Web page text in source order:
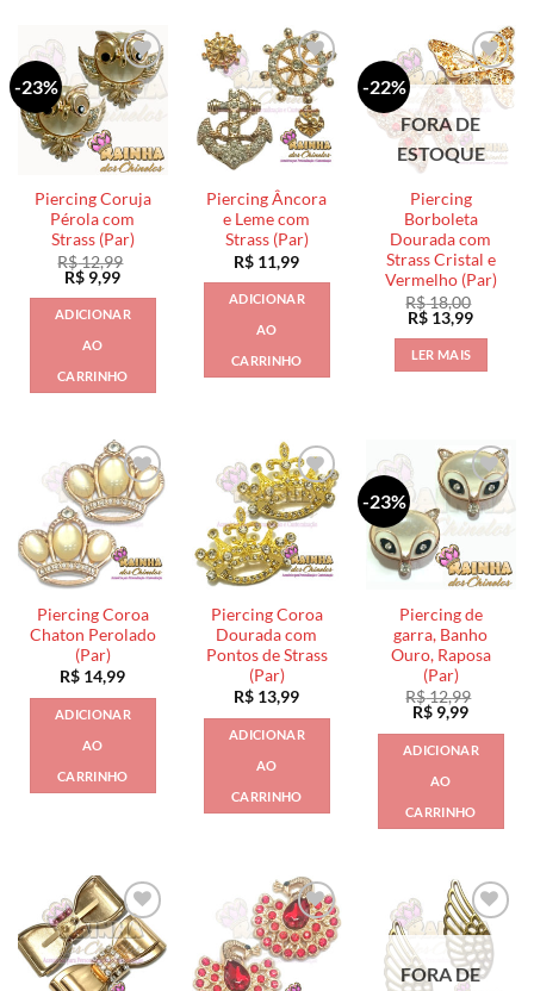
-23%
Piercing Coruja
Pérola com
Strass (Par)
R$12,99
O
preço
original
era:
R$ 12,99.
R$ 9,99O
atual
é:
ADICIONAR
AO
CARRINHO
Piercing Âncora
e Leme com
Strass (Par)
R$ 11,99
ADICIONAR
AO
CARRINHO
-22%
FORA DE
ESTOQUE
Piercing
Borboleta
Dourada com
Strass Cristal e
Vermelho (Par)
R$18,00
O
preço
original
era:
R$ 18,00.
R$ 13,99O
R$
LER MAIS
Piercing Coroa
Chaton Perolado
(Par)
R$ 14,99
ADICIONAR
AO
CARRINHO
Piercing Coroa
Dourada com
Pontos de Strass
(Par)
R$ 13,99
ADICIONAR
AO
CARRINHO
-23%
Piercing de
garra, Banho
Ouro, Raposa
(Par)
R$12,99
O
preço
original
era:
R$ 12,99.
R$ 9,99O
atual
é:
ADICIONAR
AO
CARRINHO
FORA DE